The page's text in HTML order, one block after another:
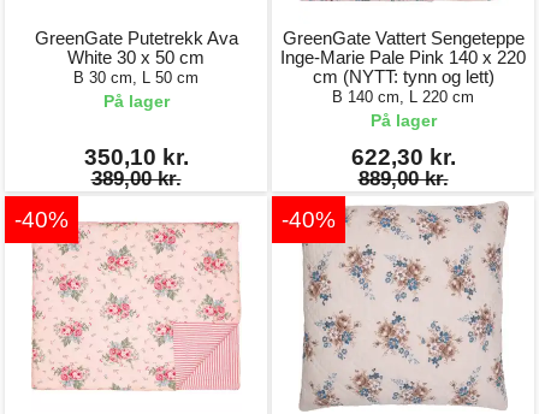
GreenGate Putetrekk Ava
White 30 x 50 cm
B 30 cm, L 50 cm
På lager
350,10 kr.
389,00 kr.
GreenGate Vattert Sengeteppe
Inge-Marie Pale Pink 140 x 220
cm (NYTT: tynn og lett)
B 140 cm, L 220 cm
På lager
622,30 kr.
889,00 kr.
-40% -40%